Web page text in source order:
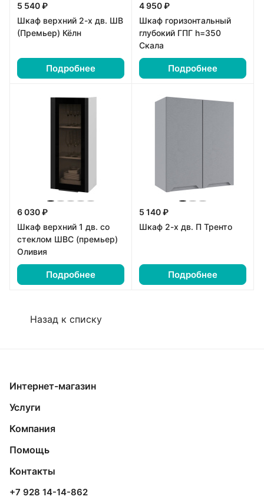
5 540 ₽
Шкаф верхний 2-х дв. ШВ
(Премьер) Кёлн
Подробнее
4 950 ₽
Шкаф горизонтальный
глубокий ГПГ h=350
Скала
Подробнее
6 030 ₽
Шкаф верхний 1 дв. со
стеклом ШВС (премьер)
Оливия
Подробнее
5 140 ₽
Шкаф 2-х дв. П Тренто
Подробнее
Назад к списку
Интернет-магазин
Услуги
Компания
Помощь
Контакты
+7 928 14-14-862